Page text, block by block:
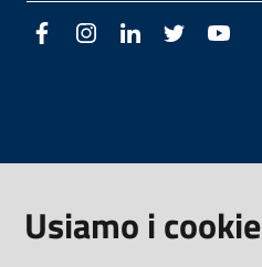
FacebookInstagramLinkedIn Twitter
Usiamo i cookie